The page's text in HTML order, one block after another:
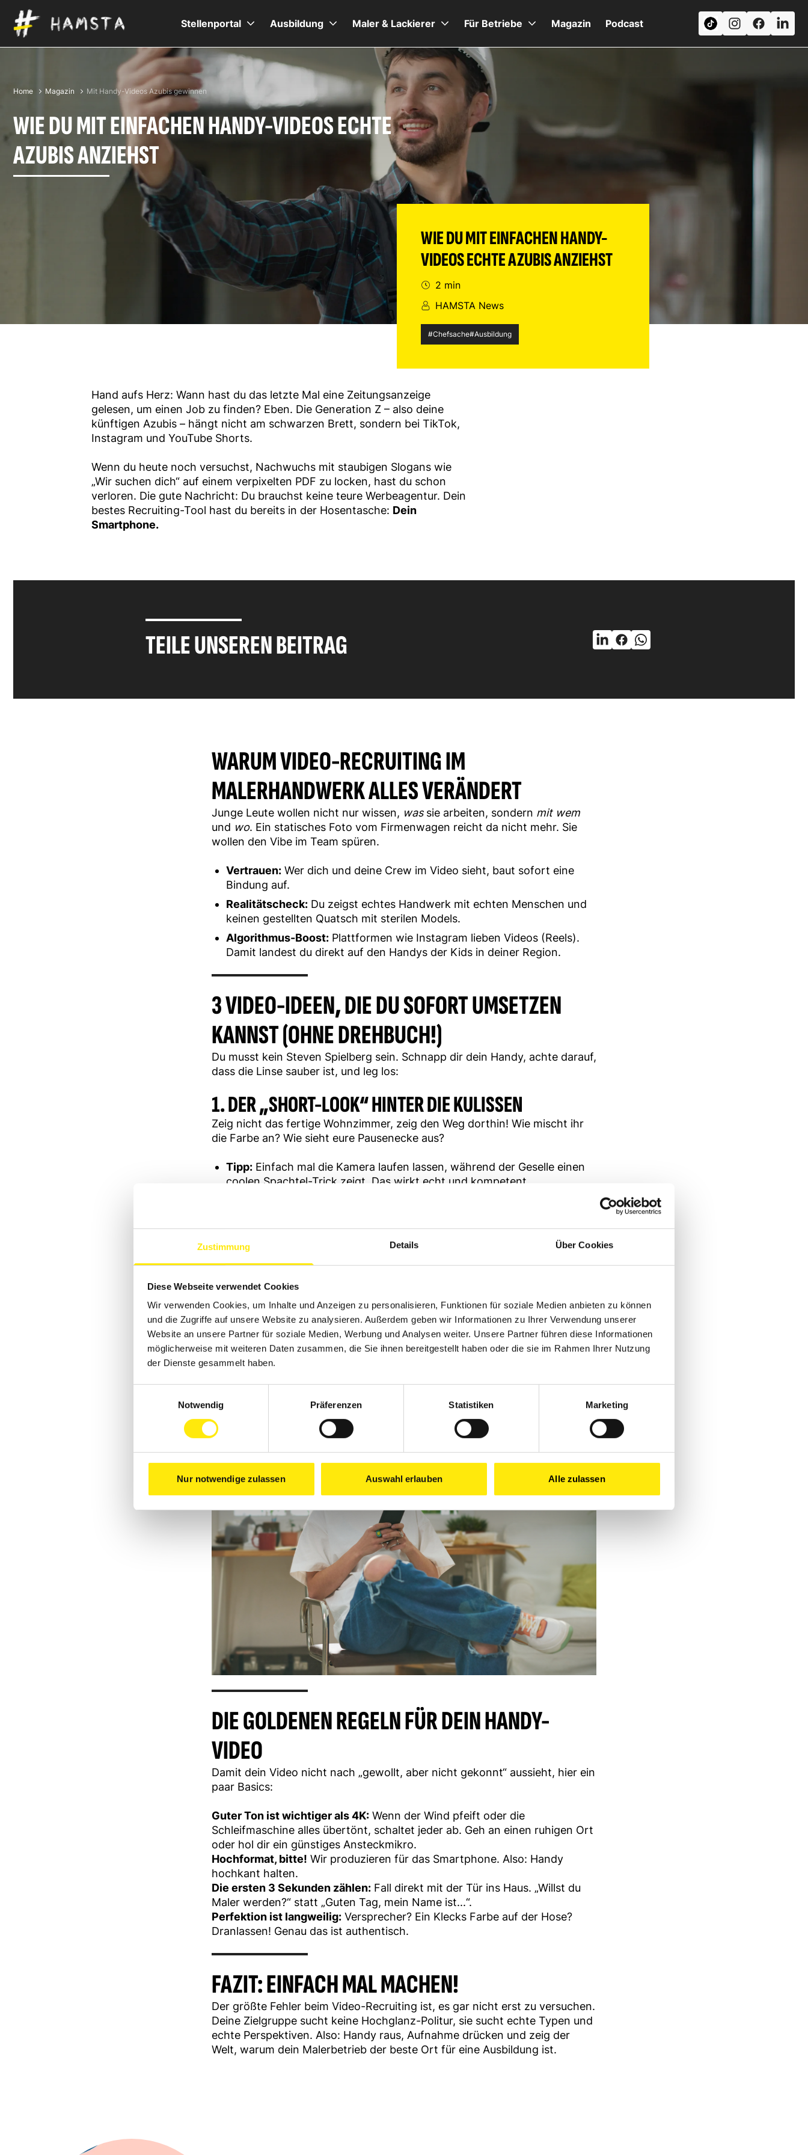
Zustimmung Details Über Cookies
Diese Webseite verwendet Cookies
Wir verwenden Cookies, um Inhalte und Anzeigen zu personalisieren, Funktionen für soziale Medien anbieten zu können
und die Zugriffe auf unsere Website zu analysieren. Außerdem geben wir Informationen zu Ihrer Verwendung unserer
Website an unsere Partner für soziale Medien, Werbung und Analysen weiter. Unsere Partner führen diese Informationen
möglicherweise mit weiteren Daten zusammen, die Sie ihnen bereitgestellt haben oder die sie im Rahmen Ihrer Nutzung
der Dienste gesammelt haben.
Notwendig
Präferenzen Statistiken Marketing
Nur notwendige zulassen Auswahl erlauben Alle zulassen
Stellenportal Ausbildung Maler & Lackierer Für Betriebe Magazin Podcast
Home Magazin Mit Handy-Videos Azubis gewinnen
WIE DU MIT EINFACHEN HANDY-VIDEOS ECHTE
AZUBIS ANZIEHST
WIE DU MIT EINFACHEN HANDY-
VIDEOS ECHTE AZUBIS ANZIEHST
2 min
HAMSTA News
#Chefsache#Ausbildung
Hand aufs Herz: Wann hast du das letzte Mal eine Zeitungsanzeige
gelesen, um einen Job zu finden? Eben. Die Generation Z – also deine
künftigen Azubis – hängt nicht am schwarzen Brett, sondern bei TikTok,
Instagram und YouTube Shorts.
Wenn du heute noch versuchst, Nachwuchs mit staubigen Slogans wie
„Wir suchen dich“ auf einem verpixelten PDF zu locken, hast du schon
verloren. Die gute Nachricht: Du brauchst keine teure Werbeagentur. Dein
bestes Recruiting-Tool hast du bereits in der Hosentasche: Dein
Smartphone.
TEILE UNSEREN BEITRAG
WARUM VIDEO-RECRUITING IM
MALERHANDWERK ALLES VERÄNDERT
Junge Leute wollen nicht nur wissen, wassie arbeiten, sondern mit wem
und wo. Ein statisches Foto vom Firmenwagen reicht da nicht mehr. Sie
wollen den Vibe im Team spüren.
Vertrauen: Wer dich und deine Crew im Video sieht, baut sofort eine
Bindung auf.
Realitätscheck: Du zeigst echtes Handwerk mit echten Menschen und
keinen gestellten Quatsch mit sterilen Models.
Algorithmus-Boost: Plattformen wie Instagram lieben Videos (Reels).
Damit landest du direkt auf den Handys der Kids in deiner Region.
3 VIDEO-IDEEN, DIE DU SOFORT UMSETZEN
KANNST (OHNE DREHBUCH!)
Du musst kein Steven Spielberg sein. Schnapp dir dein Handy, achte darauf,
dass die Linse sauber ist, und leg los:
1. DER „SHORT-LOOK“ HINTER DIE KULISSEN
Zeig nicht das fertige Wohnzimmer, zeig den Weg dorthin! Wie mischt ihr
die Farbe an? Wie sieht eure Pausenecke aus?
Tipp: Einfach mal die Kamera laufen lassen, während der Geselle einen
coolen Spachtel-Trick zeigt. Das wirkt echt und kompetent.
Frage 1:Was war dein bisher coolstes Projekt?
Frage 2:Warum bist du gerne bei uns im Team?
Frage 3: Was gibt’s heute zu Mittag? Das macht euch menschlich und
nahbar.
3. DIE „QUICK-APPLY“-TOUR
Geh durch die Werkstatt und sag: „Hey, ich bin [Name] von [Betrieb]. Wir
haben noch einen Platz frei. Wenn du Bock auf Farbe und ein geiles Team
DIE GOLDENEN REGELN FÜR DEIN HANDY-
VIDEO
Damit dein Video nicht nach „gewollt, aber nicht gekonnt“ aussieht, hier ein
paar Basics:
Guter Ton ist wichtiger als 4K: Wenn der Wind pfeift oder die
Schleifmaschine alles übertönt, schaltet jeder ab. Geh an einen ruhigen Ort
oder hol dir ein günstiges Ansteckmikro.
Hochformat, bitte! Wir produzieren für das Smartphone. Also: Handy
hochkant halten.
Die ersten 3 Sekunden zählen: Fall direkt mit der Tür ins Haus. „Willst du
Maler werden?“ statt „Guten Tag, mein Name ist...“.
Perfektion ist langweilig: Versprecher? Ein Klecks Farbe auf der Hose?
Dranlassen! Genau das ist authentisch.
FAZIT: EINFACH MAL MACHEN!
Der größte Fehler beim Video-Recruiting ist, es gar nicht erst zu versuchen.
Deine Zielgruppe sucht keine Hochglanz-Politur, sie sucht echte Typen und
echte Perspektiven. Also: Handy raus, Aufnahme drücken und zeig der
Welt, warum dein Malerbetrieb der beste Ort für eine Ausbildung ist.